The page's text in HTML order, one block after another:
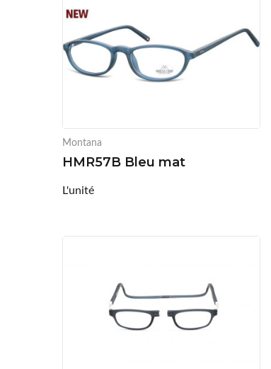
Montana
HMR57B Bleu mat
L'unité